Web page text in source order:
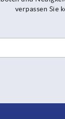
verpassen Sie